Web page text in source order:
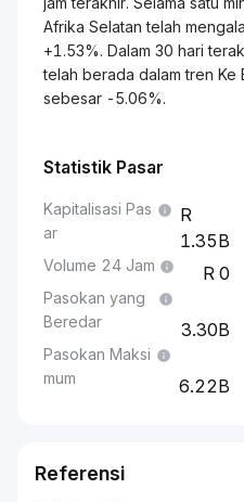
Afrika Selatan telah
+1.53%. Dalam 30 hari
telah berada dalam tren Ke
sebesar -5.06%.
Statistik Pasar
Kapitalisasi Pas
ar
1.35B
Volume 24 Jam 0
Pasokan yang
Beredar
3.30B
Pasokan Maksi
mum
6.22B
Referensi